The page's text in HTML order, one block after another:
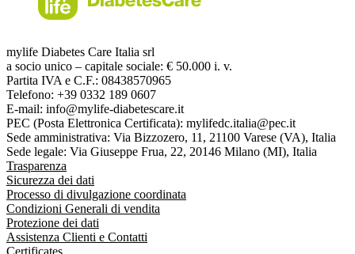
mylife Diabetes Care Italia srl
a socio unico – capitale sociale: € 50.000 i. v.
Partita IVA e C.F.: 08438570965
Telefono: +39 0332 189 0607
E-mail: info@mylife-diabetescare.it
PEC (Posta Elettronica Certificata): mylifedc.italia@pec.it
Sede amministrativa: Via Bizzozero, 11, 21100 Varese (VA), Italia
Sede legale: Via Giuseppe Frua, 22, 20146 Milano (MI), Italia
Trasparenza
Sicurezza dei dati
Processo di divulgazione coordinata
Condizioni Generali di vendita
Protezione dei dati
Assistenza Clienti e Contatti
Certificates